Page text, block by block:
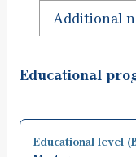
Additional
Educational
Educational level